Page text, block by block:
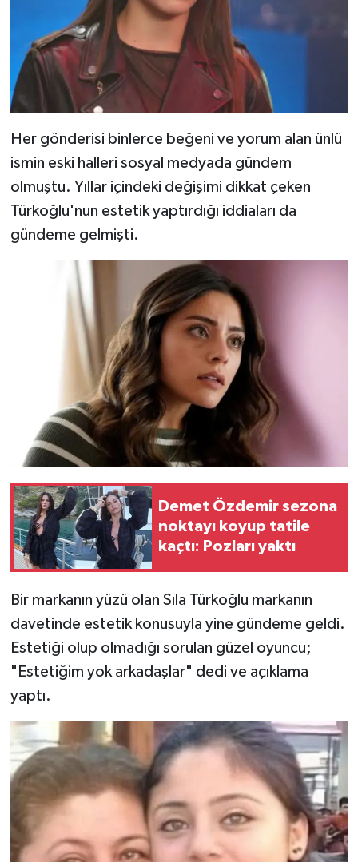
Her gönderisi binlerce beğeni ve yorum alan ünlü
ismin eski halleri sosyal medyada gündem
olmuştu. Yıllar içindeki değişimi dikkat çeken
Türkoğlu'nun estetik yaptırdığı iddiaları da
gündeme gelmişti.
Demet Özdemir sezona
noktayı koyup tatile
kaçtı: Pozları yaktı
Bir markanın yüzü olan Sıla Türkoğlu markanın
davetinde estetik konusuyla yine gündeme geldi.
Estetiği olup olmadığı sorulan güzel oyuncu;
"Estetiğim yok arkadaşlar" dedi ve açıklama
yaptı.